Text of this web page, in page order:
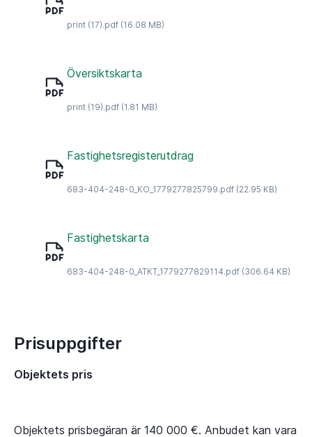
print (17).pdf (16.08 MB)
Översiktskarta
print (19).pdf (1.81 MB)
Fastighetsregisterutdrag
683-404-248-0_KO_1779277825799.pdf (22.95 KB)
Fastighetskarta
683-404-248-0_ATKT_1779277829114.pdf (306.64 KB)
Prisuppgifter
Objektets pris
Objektets prisbegäran är 140 000 €. Anbudet kan vara